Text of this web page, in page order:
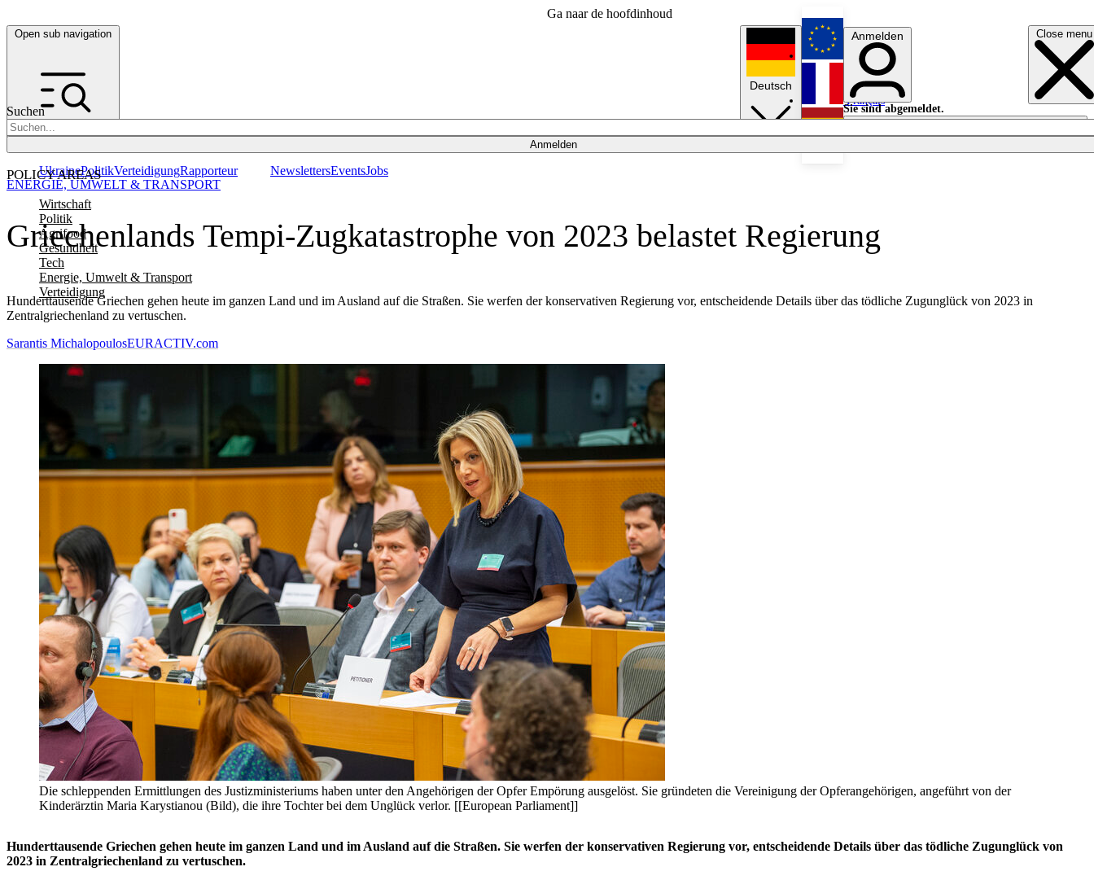
Ga naar de hoofdinhoud
Open sub navigation Close menu
Suchen
Anmelden
POLICY AREAS
Wirtschaft
Politik
Agrifood
Gesundheit
Tech
Energie, Umwelt & Transport
Verteidigung
UkrainePolitikVerteidigungRapporteur NewslettersEventsJobs
Deutsch
English
Français
Anmelden
Sie sind abgemeldet.
Anmelden
Licht aus
Griechenlands Tempi-Zugkatastrophe von 2023 belastet Regierung
Hunderttausende Griechen gehen heute im ganzen Land und im Ausland auf die Straßen. Sie werfen der konservativen Regierung vor, entscheidende Details über das tödliche Zugunglück von 2023 in
Zentralgriechenland zu vertuschen.
ENERGIE, UMWELT & TRANSPORT
Sarantis MichalopoulosEURACTIV.com
Die schleppenden Ermittlungen des Justizministeriums haben unter den Angehörigen der Opfer Empörung ausgelöst. Sie gründeten die Vereinigung der Opferangehörigen, angeführt von der
Kinderärztin Maria Karystianou (Bild), die ihre Tochter bei dem Unglück verlor. [[European Parliament]]
Hunderttausende Griechen gehen heute im ganzen Land und im Ausland auf die Straßen. Sie werfen der konservativen Regierung vor, entscheidende Details über das tödliche Zugunglück von
2023 in Zentralgriechenland zu vertuschen.